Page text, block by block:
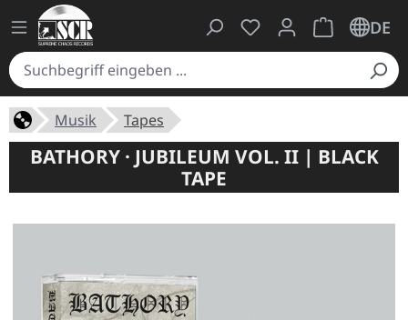
Du hast 0 Produkte
Warenkorb
DE
Musik Tapes
BATHORY · JUBILEUM VOL. II | BLACK
TAPE